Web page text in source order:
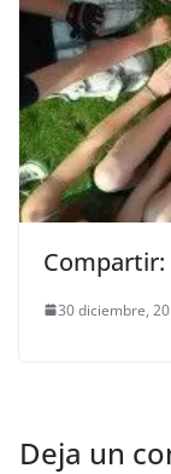
30 diciembre,
Deja un